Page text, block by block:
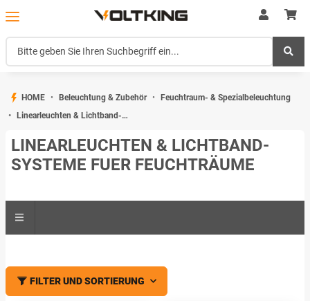
HOME Beleuchtung & Zubehör
Feuchtraum- & Spezialbeleuchtung
Linearleuchten & Lichtband-Systeme fuer Feuchträume
LINEARLEUCHTEN & LICHTBAND-
SYSTEME FUER FEUCHTRÄUME
FILTER UND SORTIERUNG